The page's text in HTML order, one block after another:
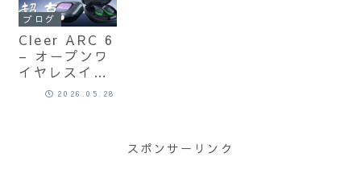
ブログ
Cleer ARC 6
– オープンワ
イヤレスイヤ
ホン界の王者
の一角がさら
2026.05.28
スポンサーリンク